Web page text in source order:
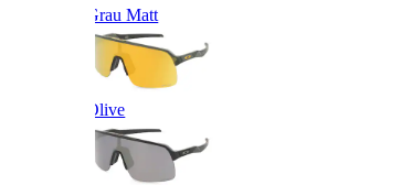
Grau Matt
Olive